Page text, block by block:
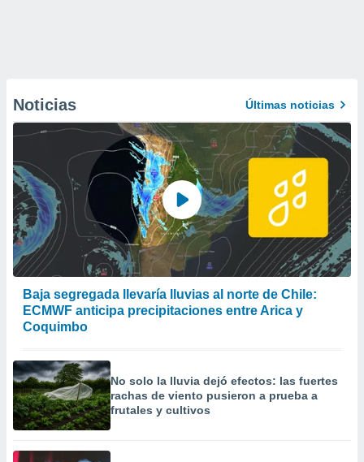
Noticias Últimas noticias
Baja segregada llevaría lluvias al norte de Chile:
ECMWF anticipa precipitaciones entre Arica y
Coquimbo
No solo la lluvia dejó efectos: las fuertes
rachas de viento pusieron a prueba a
frutales y cultivos